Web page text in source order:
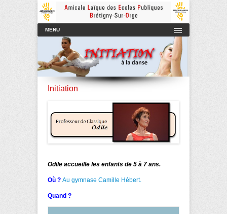
AmicaleLaiqueBretigny
Amicale Laïque des Ecoles Publiques de Brétigny-sur-Orge
Menu principal
Aller au contenu
MENU
Initiation
Odile accueille les enfants de 5 à 7 ans.
Où ? Au gymnase Camille Hébert.
Quand ?